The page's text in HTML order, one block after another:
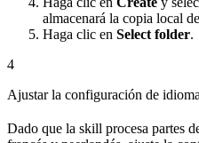
almacenará la copia local
Haga clic en Select folder.
4
Ajustar la configuración de
Dado que la skill procesa partes